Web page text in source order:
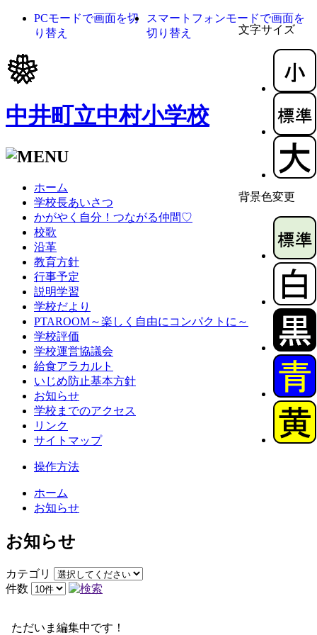
文字サイズ
背景色変更
PCモードで画面を切
り替え
スマートフォンモードで画面を
切り替え
中井町立中村小学校
ホーム
学校長あいさつ
かがやく自分！つながる仲間♡
校歌
沿革
教育方針
行事予定
説明学習
学校だより
PTAROOM～楽しく自由にコンパクトに～
学校評価
学校運営協議会
給食アラカルト
いじめ防止基本方針
お知らせ
学校までのアクセス
リンク
サイトマップ
操作方法
ホーム
お知らせ
お知らせ
カテゴリ
件数
ただいま編集中です！